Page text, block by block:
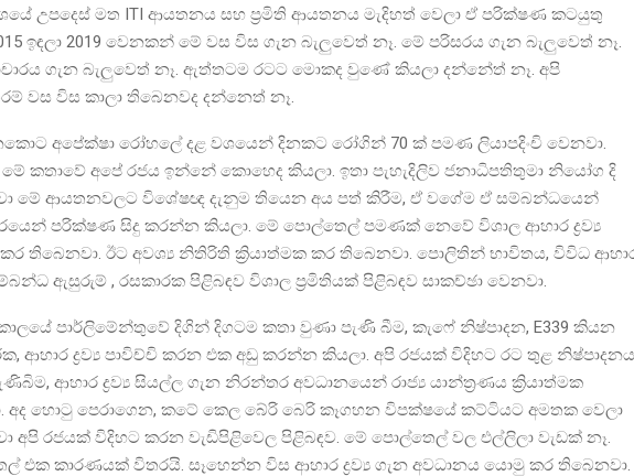
උපදෙස් මත ITI ආයතනය සහ ප්‍රමිති ආයතනය මැදිහත් වෙලා ඒ පරික්ෂණ කටයුතු
ඉඳලා 2019 වෙනකන් මේ වස විස ගැන බැලුවෙත් නෑ. මේ පරිසරය ගැන බැලුවෙත් නෑ.
ගැන බැලුවෙත් නෑ. ඇත්තටම රටට මොකද වුණේ කියලා දන්නේත් නෑ. අපි
වස විස කාලා තිබෙනවද දන්නෙත් නෑ.
අපේක්ෂා රෝහලේ දළ වශයෙන් දිනකට රෝගින් 70 ක් පමණ ලියාපදිංචි වෙනවා.
කතාවේ අපේ රජය ඉන්නේ කොහෙද කියලා. ඉතා පැහැදිලිව ජනාධිපතිතුමා නියෝග දි
මේ ආයතනවලට විශේෂඥ දැනුම තියෙන අය පත් කිරීම, ඒ වගේම ඒ සම්බන්ධයෙන්
පරික්ෂණ සිදු කරන්න කියලා. මේ පොල්තෙල් පමණක් නෙවේ විශාල ආහාර ද්‍රව්‍ය
කර තිබෙනවා. ඊට අවශ්‍ය නිතිරිති ක්‍රියාත්මක කර තිබෙනවා. පොලිතින් භාවිතය, විවිධ
ඇසුරුම් , රසකාරක පිළිබඳව විශාල ප්‍රමිතියක් පිළිබඳව සාකච්ඡා වෙනවා.
පාර්ලිමේන්තුවේ දිගින් දිගටම කතා වුණා පැණි බීම, කැෆේ නිෂ්පාදන, E339 කියන
ආහාර ද්‍රව්‍ය පාවිච්චි කරන එක අඩු කරන්න කියලා. අපි රජයක් විදිහට රට තුළ නිෂ්පාදනය
ආහාර ද්‍රව්‍ය සියල්ල ගැන නිරන්තර අවධානයෙන් රාජ්‍ය යාන්ත්‍රණය ක්‍රියාත්මක
අද හොටු පෙරාගෙන, කටේ කෙල බේරි බෙරි කෑගහන විපක්ෂයේ කට්ටියට අමතක වෙලා
අපි රජයක් විදිහට කරන වැඩිපිළිවෙල පිළිබඳව. මේ පොල්තෙල් වල එල්ලිලා වැඩක් නෑ.
එක කාරණයක් විතරයි. සෑහෙන්න විස ආහාර ද්‍රව්‍ය ගැන අවධානය යොමු කර තිබෙනවා.